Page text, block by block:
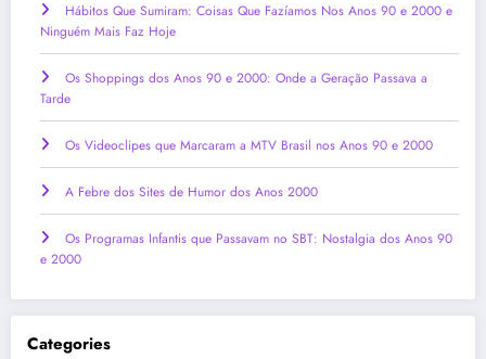
Hábitos Que Sumiram: Coisas Que Fazíamos Nos Anos 90 e 2000 e
Ninguém Mais Faz Hoje
Os Shoppings dos Anos 90 e 2000: Onde a Geração Passava a
Tarde
Os Videoclipes que Marcaram a MTV Brasil nos Anos 90 e 2000
A Febre dos Sites de Humor dos Anos 2000
Os Programas Infantis que Passavam no SBT: Nostalgia dos Anos 90
e 2000
Categories